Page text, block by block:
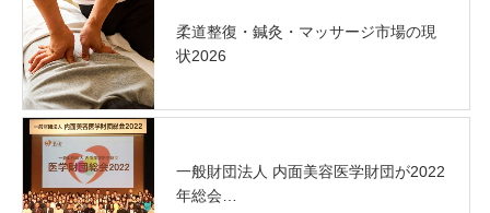
柔道整復・鍼灸・マッサージ市場の現
状2026
一般財団法人 内面美容医学財団が2022
年総会…